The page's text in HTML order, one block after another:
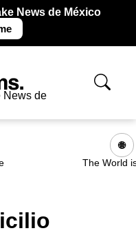
News de México
News de
🌐
The World